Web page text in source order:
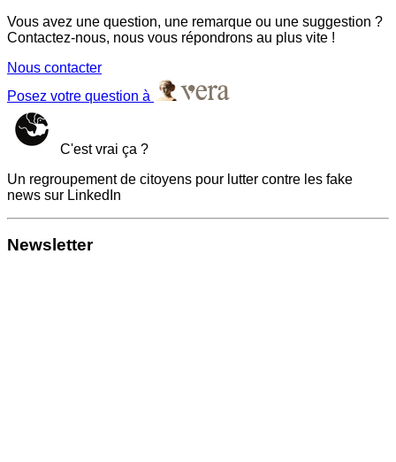
Vous avez une question, une remarque ou une suggestion ?
Contactez-nous, nous vous répondrons au plus vite !
Nous contacter
Posez votre question à
C'est vrai ça ?
Un regroupement de citoyens pour lutter contre les fake
news sur LinkedIn
Newsletter